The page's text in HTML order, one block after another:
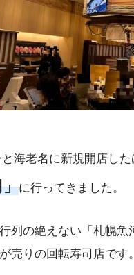
海老名に新規開店し
」に行ってきました。
列の絶えない「札幌
売りの回転寿司店です。